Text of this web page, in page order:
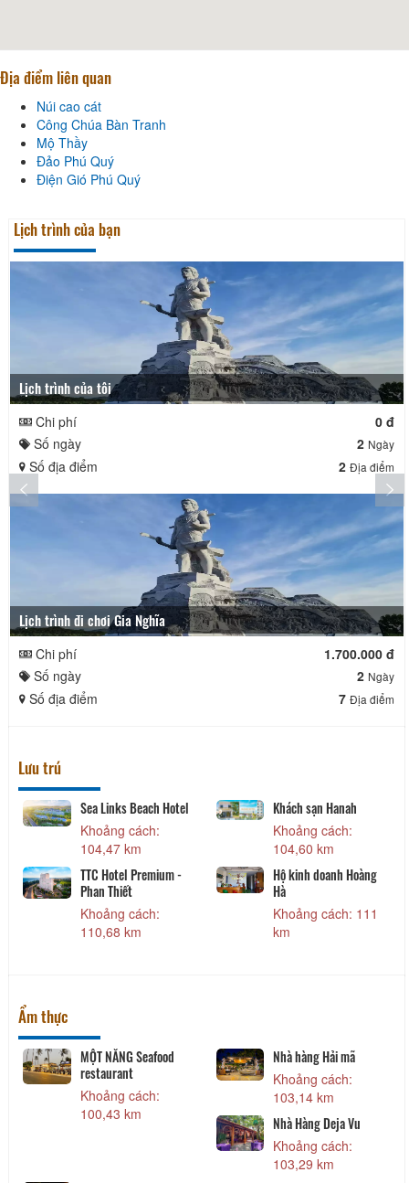
Địa điểm liên quan
Núi cao cát
Công Chúa Bàn Tranh
Mộ Thầy
Đảo Phú Quý
Điện Gió Phú Quý
Lịch trình của bạn
Lịch trình của tôi
Chi phí
0 đ
Số ngày
2 Ngày
Số địa điểm 2 Địa điểm
Lịch trình đi chơi Gia Nghĩa
Chi phí
1.700.000 đ
Số ngày
2 Ngày
Số địa điểm 7 Địa điểm
Lưu trú
Sea Links Beach Hotel
Khoảng cách:
104,47 km
Khách sạn Hanah
Khoảng cách:
104,60 km
TTC Hotel Premium -
Phan Thiết
Khoảng cách:
110,68 km
Hộ kinh doanh Hoàng
Hà
Khoảng cách: 111
km
Ẩm thực
MỘT NẮNG Seafood
restaurant
Khoảng cách:
100,43 km
Nhà hàng Hải mã
Khoảng cách:
103,14 km
Nhà Hàng Deja Vu
Khoảng cách:
103,29 km